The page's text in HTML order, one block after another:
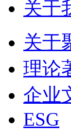
关于
关于
理论
企业
ESG